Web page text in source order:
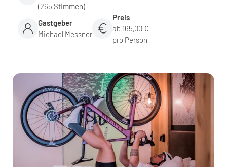
(265 Stimmen)
Gastgeber
Michael Messner
Preis
ab 165,00 €
pro Person